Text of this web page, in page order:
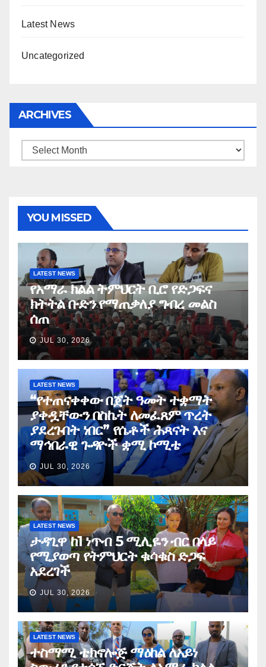
Latest News
Uncategorized
ARCHIVES
Archives
YOU MISSED
LATEST NEWS
የአማራ ክልል ትምህርት ቢሮ የድጋፍና
ክትትል ቡድን የማጠቃለያ ግብረ መልስ
ሰጠ
JUL 30, 2026
LATEST NEWS
“የተጠናቀቀው በጀት ዓመት ተቋማት
ያቀዷቸውን በስኬት ለመፈጸም ጥረት
ያደረጉበት ነበር” የሴቶች ሕጻናት እና
ማኅበራዊ ጉዳዮች ቋሚ ኮሚቴ
JUL 30, 2026
LATEST NEWS
ታዳጊዋ ከ1 ነጥብ 5 ሚሊዬን ብር በላይ
የሚያወጣ የትምህርት ቁሳቁስ ድጋፍ
አደረገች
JUL 30, 2026
LATEST NEWS
ተስማሚ ቴክኖሎጅ ማዕከል ለአይነ